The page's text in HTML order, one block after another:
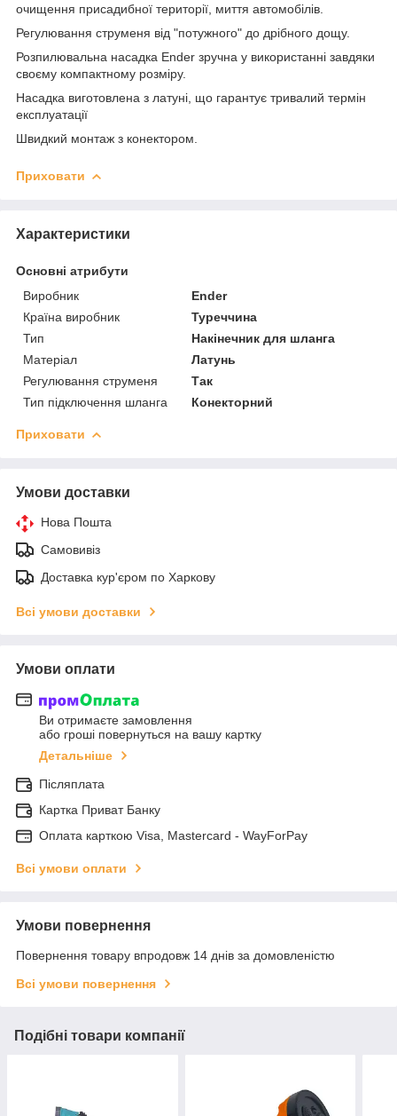
очищення присадибної території, миття автомобілів.
Регулювання струменя від "потужного" до дрібного дощу.
Розпилювальна насадка Ender зручна у використанні завдяки
своєму компактному розміру.
Насадка виготовлена з латуні, що гарантує тривалий термін
експлуатації
Швидкий монтаж з конектором.
Приховати
Характеристики
Основні атрибути
Виробник
Ender
Країна виробник
Туреччина
Тип
Накінечник для шланга
Матеріал
Латунь
Регулювання струменя
Так
Тип підключення шланга
Конекторний
Приховати
Умови доставки
Нова Пошта
Самовивіз
Доставка кур'єром по Харкову
Всі умови доставки
Умови оплати
Ви отримаєте замовлення
або гроші повернуться на вашу картку
Детальніше
Післяплата
Картка Приват Банку
Оплата карткою Visa, Mastercard - WayForPay
Всі умови оплати
Умови повернення
Повернення товару впродовж 14 днів за домовленістю
Всі умови повернення
Подібні товари компанії